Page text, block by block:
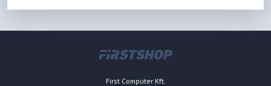
First Computer Kft.